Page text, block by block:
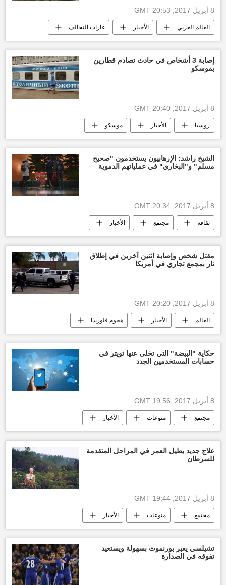
8 أبريل 2017, 20:53 GMT
العالم العربي الأخبار غارات التحالف
الملك سلمان بن عبدالعزيز آل سعود
أخبار اليمن الأن الحرب على اليمن
إصابة 3 أشخاص في حادث تصادم قطارين
بموسكو
8 أبريل 2017, 20:40 GMT
روسيا الأخبار موسكو
تصادم تصادم قطارين أخبار العالم الآن
أخبار روسيا اليوم
الشيخ راشد: الإرهابيون يستخدمون "صحيح
مسلم" و"البخاري" في عملياتهم الدموية
8 أبريل 2017, 20:34 GMT
ثقافة مجتمع الأخبار
الشيخ مصطفى راشد الأحاديث الدينية
صحيح مسلم صحيح البخاري
اخبار العالم الإسلامي
مقتل شخص وإصابة اثنين آخرين في إطلاق
نار بمجمع تجاري في أمريكا
8 أبريل 2017, 20:20 GMT
العالم الأخبار هجوم فلوريدا
أخبار العالم الآن إرهاب روسيا
الولايات المتحدة الأمريكية
حكاية "البيضة" التي تخلى عنها تويتر في
حسابات المستخدمين الجدد
8 أبريل 2017, 19:56 GMT
مجتمع منوعات الأخبار
أخبار العالم الآن مستخدم جديد
البيضة تخلى روسيا
علاج جديد يطيل العمر في المراحل المتقدمة
للسرطان
8 أبريل 2017, 19:44 GMT
مجتمع منوعات الأخبار
أخبار العالم الآن روسيا
أخبار روسيا اليوم علوم
تشيلسي يعبر بورنموث بسهولة ويستعيد
تفوقه في الصدارة